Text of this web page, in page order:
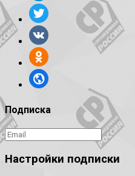
Подписка
Настройки подписки